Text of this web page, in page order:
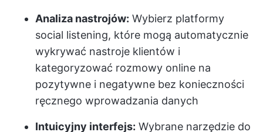
Analiza nastrojów: Wybierz platformy
social listening, które mogą automatycznie
wykrywać nastroje klientów i
kategoryzować rozmowy online na
pozytywne i negatywne bez konieczności
ręcznego wprowadzania danych
Intuicyjny interfejs: Wybrane narzędzie do